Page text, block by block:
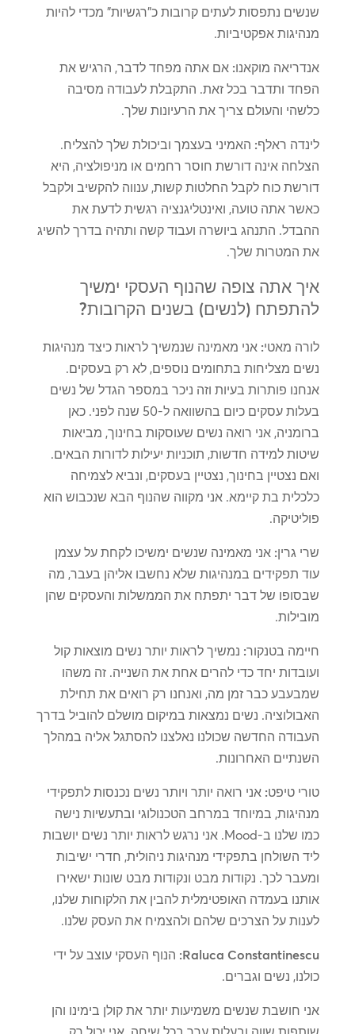
שנשים נתפסות לעתים קרובות כ"רגשיות" מכדי להיות
מנהיגות אפקטיביות.
אנדריאה מוקאנו: אם אתה מפחד לדבר, הרגיש את
הפחד ותדבר בכל זאת. התקבלת לעבודה מסיבה
כלשהי והעולם צריך את הרעיונות שלך.
לינדה ראלף: האמיני בעצמך וביכולת שלך להצליח.
הצלחה אינה דורשת חוסר רחמים או מניפולציה, היא
דורשת כוח לקבל החלטות קשות, ענווה להקשיב ולקבל
כאשר אתה טועה, ואינטליגנציה רגשית לדעת את
ההבדל. התנהג ביושרה ועבוד קשה ותהיה בדרך להשיג
את המטרות שלך.
איך אתה צופה שהנוף העסקי ימשיך
להתפתח (לנשים) בשנים הקרובות?
לורה מאטי: אני מאמינה שנמשיך לראות כיצד מנהיגות
נשים מצליחות בתחומים נוספים, לא רק בעסקים.
אנחנו פותרות בעיות וזה ניכר במספר הגדל של נשים
בעלות עסקים כיום בהשוואה ל-50 שנה לפני. כאן
ברומניה, אני רואה נשים שעוסקות בחינוך, מביאות
שיטות למידה חדשות, תוכניות יעילות לדורות הבאים.
ואם נצטיין בחינוך, נצטיין בעסקים, ונביא לצמיחה
כלכלית בת קיימא. אני מקווה שהנוף הבא שנכבוש הוא
פוליטיקה.
שרי גרין: אני מאמינה שנשים ימשיכו לקחת על עצמן
עוד תפקידים במנהיגות שלא נחשבו אליהן בעבר, מה
שבסופו של דבר יתפתח את הממשלות והעסקים שהן
מובילות.
חיימה בטנקור: נמשיך לראות יותר נשים מוצאות קול
ועובדות יחד כדי להרים אחת את השנייה. זה משהו
שמבעבע כבר זמן מה, ואנחנו רק רואים את תחילת
האבולוציה. נשים נמצאות במיקום מושלם להוביל בדרך
העבודה החדשה שכולנו נאלצנו להסתגל אליה במהלך
השנתיים האחרונות.
טורי טיפט: אני רואה יותר ויותר נשים נכנסות לתפקידי
מנהיגות, במיוחד במרחב הטכנולוגי ובתעשיות נישה
כמו שלנו ב-Mood. אני נרגש לראות יותר נשים יושבות
ליד השולחן בתפקידי מנהיגות ניהולית, חדרי ישיבות
ומעבר לכך. נקודות מבט ונקודות מבט שונות ישאירו
אותנו בעמדה האופטימלית להבין את הלקוחות שלנו,
לענות על הצרכים שלהם ולהצמיח את העסק שלנו.
Raluca Constantinescu: הנוף העסקי עוצב על ידי
כולנו, נשים וגברים.
אני חושבת שנשים משמיעות יותר את קולן בימינו והן